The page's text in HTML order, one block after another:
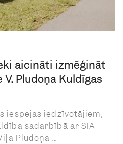
aicināti izmēģināt
Plūdoņa Kuldīgas
iespējas iedzīvotājiem,
sadarbībā ar SIA
Plūdoņa ...